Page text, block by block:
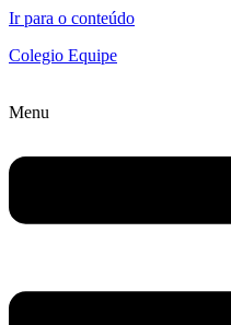
Ir para o conteúdo
Colegio Equipe
Menu